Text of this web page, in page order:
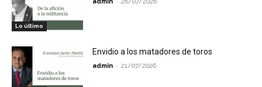
Lo último
Envidio a los matadores de toros
admin - 21/07/2026